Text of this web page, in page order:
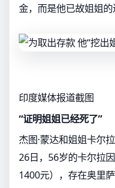
金，而是他已故姐姐的
印度媒体报道截图
“证明姐姐已经死了”
杰图·蒙达和姐姐卡尔
26日，56岁的卡尔拉
1400元），存在奥里